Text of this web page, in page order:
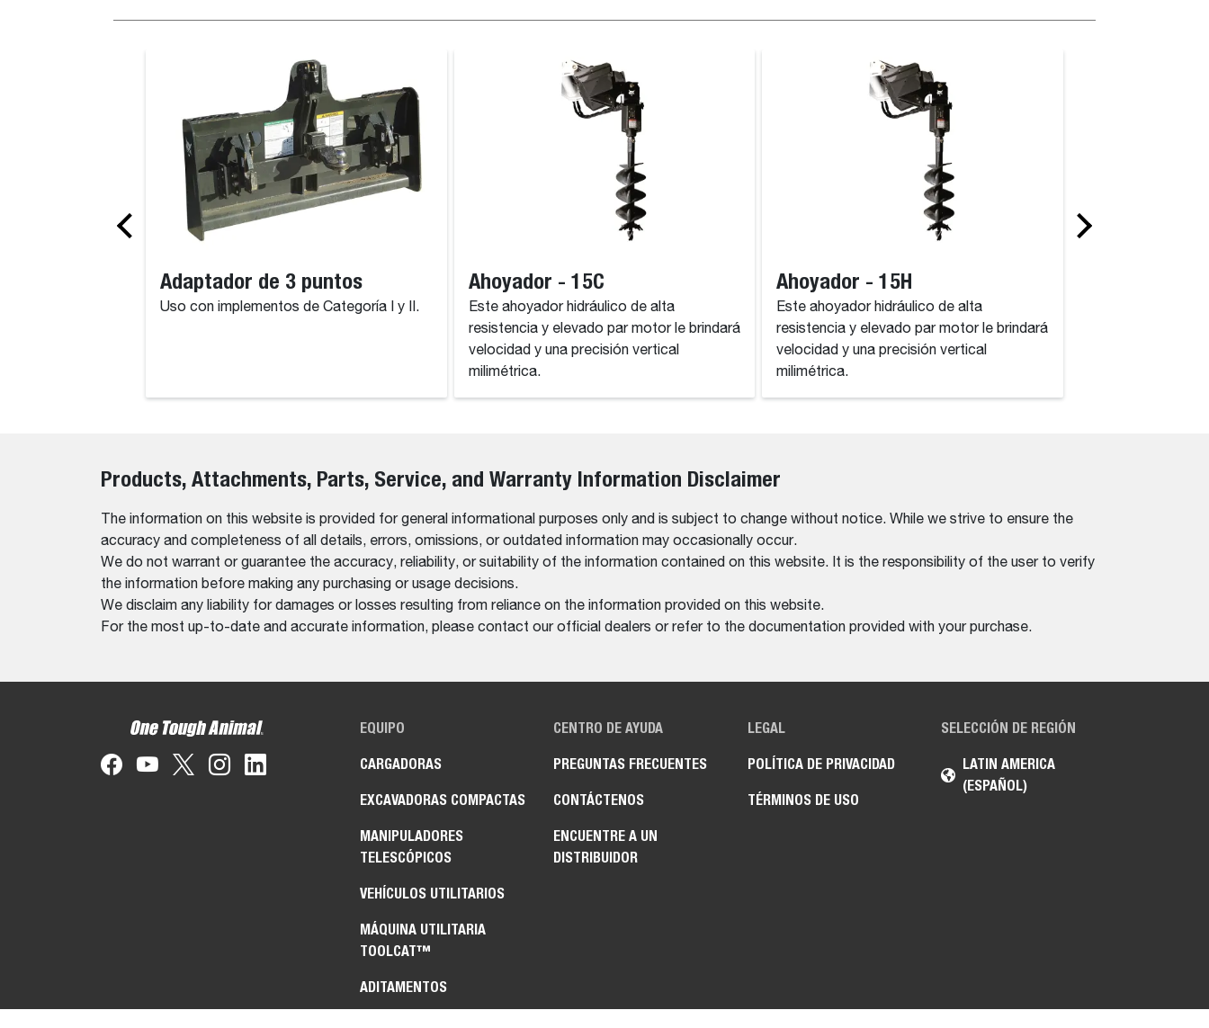
Adaptador de 3 puntos
Uso con implementos de Categoría I y II.
Ahoyador - 15C
Este ahoyador hidráulico de alta
resistencia y elevado par motor le brindará
velocidad y una precisión vertical
milimétrica.
Ahoyador - 15H
Este ahoyador hidráulico de alta
resistencia y elevado par motor le brindará
velocidad y una precisión vertical
milimétrica.
Products, Attachments, Parts, Service, and Warranty Information Disclaimer
The information on this website is provided for general informational purposes only and is subject to change without notice. While we strive to ensure the
accuracy and completeness of all details, errors, omissions, or outdated information may occasionally occur.
We do not warrant or guarantee the accuracy, reliability, or suitability of the information contained on this website. It is the responsibility of the user to verify
the information before making any purchasing or usage decisions.
We disclaim any liability for damages or losses resulting from reliance on the information provided on this website.
For the most up-to-date and accurate information, please contact our official dealers or refer to the documentation provided with your purchase.
SELECCIÓN DE REGIÓN
LATIN AMERICA
(ESPAÑOL)
EQUIPO
CARGADORAS
EXCAVADORAS COMPACTAS
MANIPULADORES
TELESCÓPICOS
VEHÍCULOS UTILITARIOS
MÁQUINA UTILITARIA
TOOLCAT™
ADITAMENTOS
CENTRO DE AYUDA
PREGUNTAS FRECUENTES
CONTÁCTENOS
ENCUENTRE A UN
DISTRIBUIDOR
LEGAL
POLÍTICA DE PRIVACIDAD
TÉRMINOS DE USO